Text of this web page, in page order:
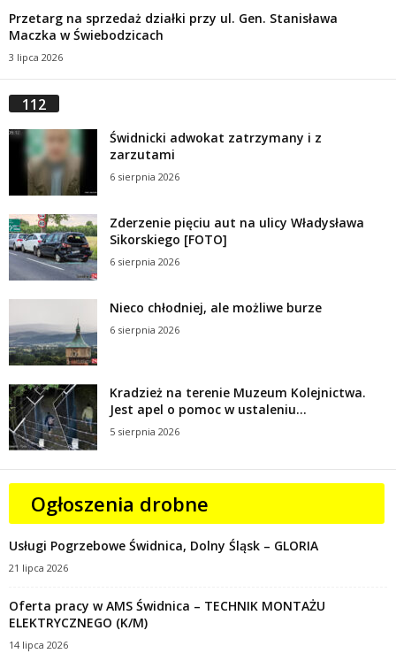
Przetarg na sprzedaż działki przy ul. Gen. Stanisława
Maczka w Świebodzicach
3 lipca 2026
112
Świdnicki adwokat zatrzymany i z
zarzutami
6 sierpnia 2026
Zderzenie pięciu aut na ulicy Władysława
Sikorskiego [FOTO]
6 sierpnia 2026
Nieco chłodniej, ale możliwe burze
6 sierpnia 2026
Kradzież na terenie Muzeum Kolejnictwa.
Jest apel o pomoc w ustaleniu...
5 sierpnia 2026
Ogłoszenia drobne
Usługi Pogrzebowe Świdnica, Dolny Śląsk – GLORIA
21 lipca 2026
Oferta pracy w AMS Świdnica – TECHNIK MONTAŻU
ELEKTRYCZNEGO (K/M)
14 lipca 2026